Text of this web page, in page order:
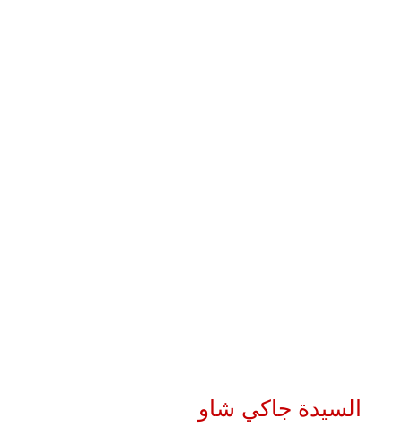
السيدة جاكي شاو